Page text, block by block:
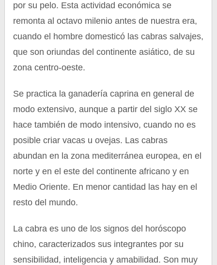
por su pelo. Esta actividad económica se
remonta al octavo milenio antes de nuestra era,
cuando el hombre domesticó las cabras salvajes,
que son oriundas del continente asiático, de su
zona centro-oeste.
Se practica la ganadería caprina en general de
modo extensivo, aunque a partir del siglo XX se
hace también de modo intensivo, cuando no es
posible criar vacas u ovejas. Las cabras
abundan en la zona mediterránea europea, en el
norte y en el este del continente africano y en
Medio Oriente. En menor cantidad las hay en el
resto del mundo.
La cabra es uno de los signos del horóscopo
chino, caracterizados sus integrantes por su
sensibilidad, inteligencia y amabilidad. Son muy